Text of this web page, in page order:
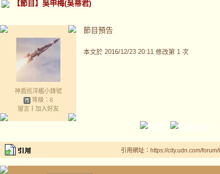
【節目】吳申梅(吳蒂君)
神盾巡洋艦小鋒號
等級：8
留言｜ 加入好友
節目預告
本文於 2016/12/23 20:11 修改第 1 次
引用網址：https://city.udn.com/